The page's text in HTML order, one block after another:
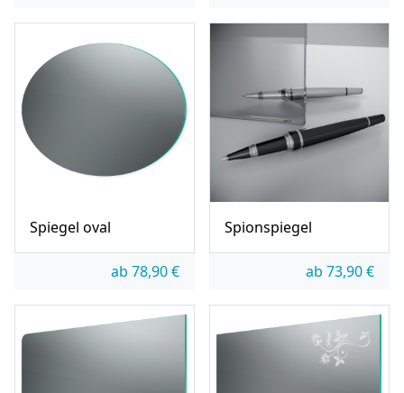
Spiegel oval
ab 78,90€
Spionspiegel
ab 73,90€